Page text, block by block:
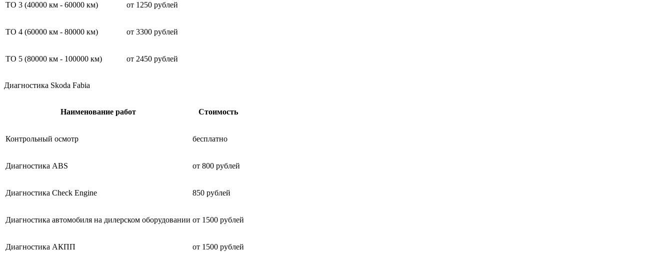
ТО 3 (40000 км - 60000 км) от 1250 рублей
ТО 4 (60000 км - 80000 км) от 3300 рублей
ТО 5 (80000 км - 100000 км) от 2450 рублей
Диагностика Skoda Fabia
Наименование работ Стоимость
Контрольный осмотр бесплатно
Диагностика ABS от 800 рублей
Диагностика Check Engine 850 рублей
Диагностика автомобиля на дилерском оборудовании от 1500 рублей
Диагностика АКПП от 1500 рублей